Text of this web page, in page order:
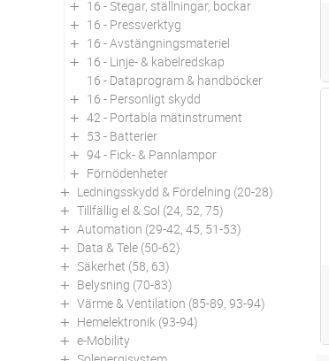
16 - Stegar, ställningar, bockar
16 - Pressverktyg
16 - Avstängningsmateriel
16 - Linje- & kabelredskap
16 - Dataprogram & handböcker
16 - Personligt skydd
42 - Portabla mätinstrument
53 - Batterier
94 - Fick- & Pannlampor
Förnödenheter
Ledningsskydd & Fördelning (20-28)
Tillfällig el & Sol (24, 52, 75)
Automation (29-42, 45, 51-53)
Data & Tele (50-62)
Säkerhet (58, 63)
Belysning (70-83)
Värme & Ventilation (85-89, 93-94)
Hemelektronik (93-94)
e-Mobility